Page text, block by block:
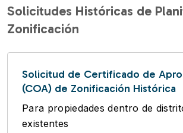
Solicitudes Históricas de
Zonificación
Solicitud de Certificado de
(COA) de Zonificación Histórica
Para propiedades dentro de
existentes